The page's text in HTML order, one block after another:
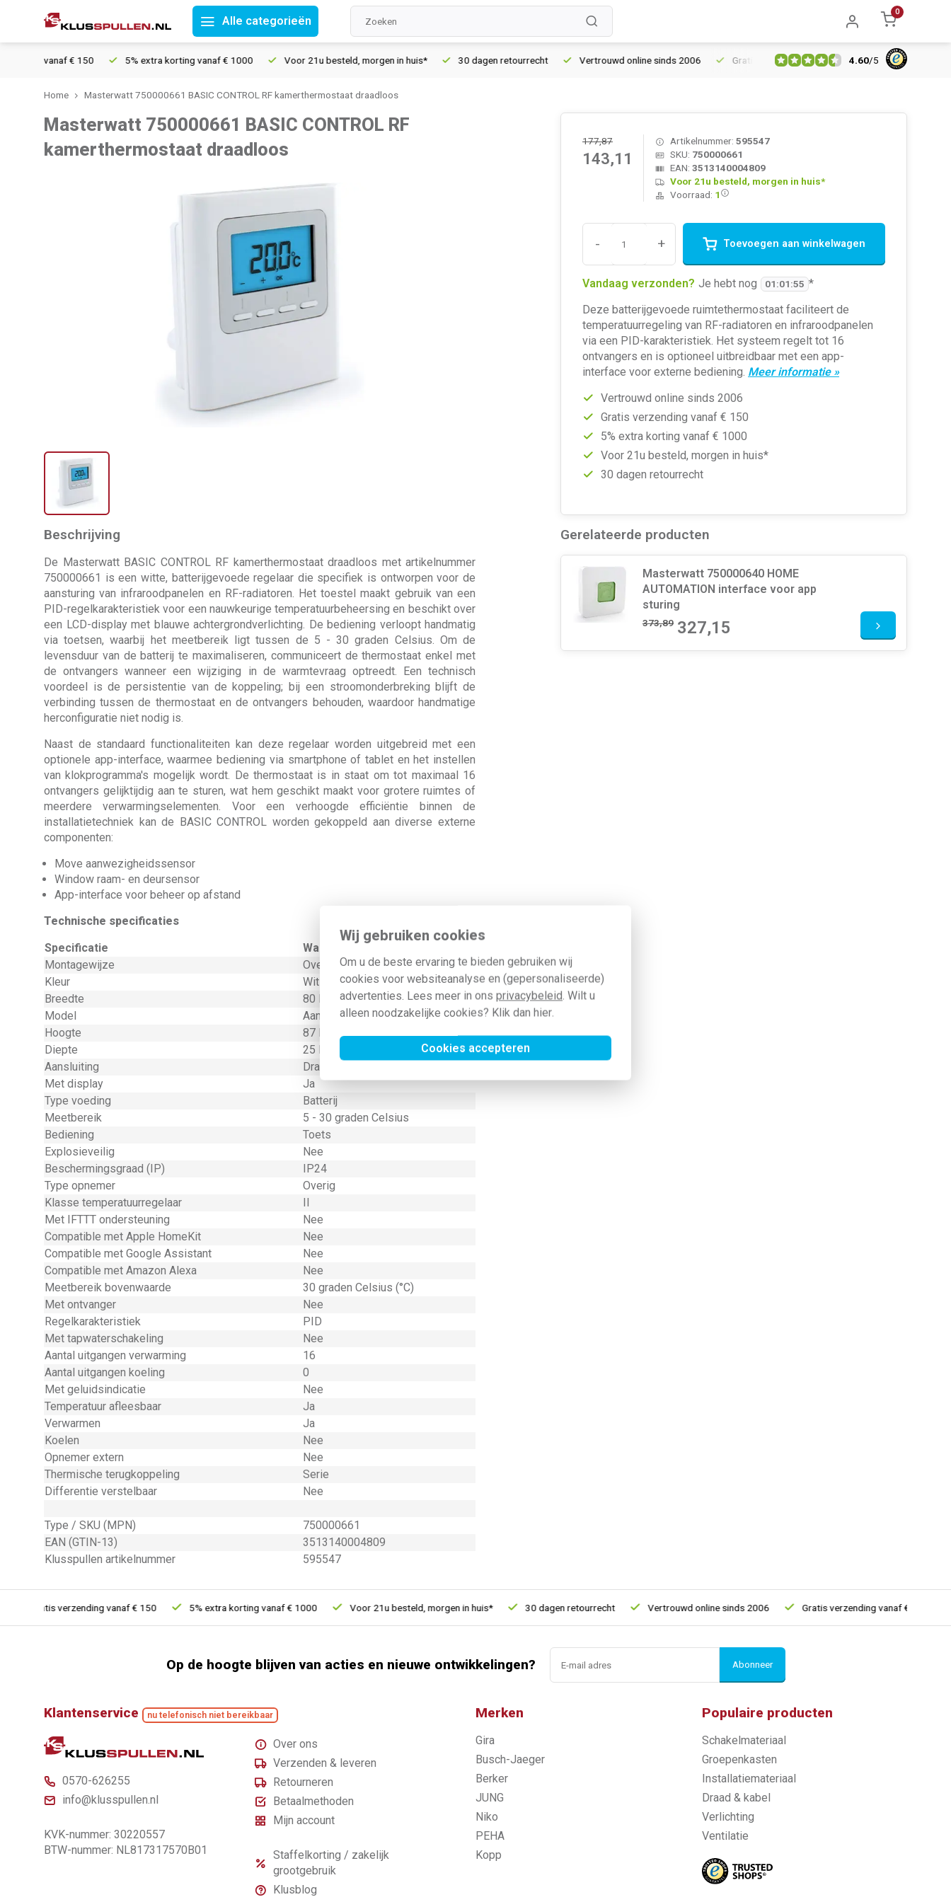
Wij gebruiken cookies
Om u de beste ervaring te bieden gebruiken wij
cookies voor websiteanalyse en (gepersonaliseerde)
advertenties. Lees meer in ons privacybeleid. Wilt u
alleen noodzakelijke cookies? Klik dan hier.
Cookies accepteren
Alle categorieën
0
vanaf € 150 5% extra korting vanaf € 1000 Voor 21u besteld, morgen in huis* 30 dagen retourrecht Vertrouwd online sinds 2006 Gratis verzending vanaf € 150 5% extra korting
4.60/5
Home Masterwatt 750000661 BASIC CONTROL RF kamerthermostaat draadloos
Masterwatt 750000661 BASIC CONTROL RF
kamerthermostaat draadloos
177,87
143,11
Artikelnummer: 595547
SKU: 750000661
EAN: 3513140004809
Voor 21u besteld, morgen in huis*
Voorraad: 1
- + Toevoegen aan winkelwagen
Vandaag verzonden? Je hebt nog 01:01:54 *
Deze batterijgevoede ruimtethermostaat faciliteert de
temperatuurregeling van RF-radiatoren en infraroodpanelen
via een PID-karakteristiek. Het systeem regelt tot 16
ontvangers en is optioneel uitbreidbaar met een app-
interface voor externe bediening. Meer informatie »
Vertrouwd online sinds 2006
Gratis verzending vanaf € 150
5% extra korting vanaf € 1000
Voor 21u besteld, morgen in huis*
30 dagen retourrecht
Beschrijving
De Masterwatt BASIC CONTROL RF kamerthermostaat draadloos met artikelnummer
750000661 is een witte, batterijgevoede regelaar die specifiek is ontworpen voor de
aansturing van infraroodpanelen en RF-radiatoren. Het toestel maakt gebruik van een
PID-regelkarakteristiek voor een nauwkeurige temperatuurbeheersing en beschikt over
een LCD-display met blauwe achtergrondverlichting. De bediening verloopt handmatig
via toetsen, waarbij het meetbereik ligt tussen de 5 - 30 graden Celsius. Om de
levensduur van de batterij te maximaliseren, communiceert de thermostaat enkel met
de ontvangers wanneer een wijziging in de warmtevraag optreedt. Een technisch
voordeel is de persistentie van de koppeling; bij een stroomonderbreking blijft de
verbinding tussen de thermostaat en de ontvangers behouden, waardoor handmatige
herconfiguratie niet nodig is.
Naast de standaard functionaliteiten kan deze regelaar worden uitgebreid met een
optionele app-interface, waarmee bediening via smartphone of tablet en het instellen
van klokprogramma's mogelijk wordt. De thermostaat is in staat om tot maximaal 16
ontvangers gelijktijdig aan te sturen, wat hem geschikt maakt voor grotere ruimtes of
meerdere verwarmingselementen. Voor een verhoogde efficiëntie binnen de
installatietechniek kan de BASIC CONTROL worden gekoppeld aan diverse externe
componenten:
Move aanwezigheidssensor
Window raam- en deursensor
App-interface voor beheer op afstand
Technische specificaties
Specificatie
Waarde
Montagewijze
Overig
Kleur
Wit
Breedte
80 Millimeter (mm)
Model
Aan/Uit
Hoogte
87 Millimeter (mm)
Diepte
25 Millimeter (mm)
Aansluiting
Draadloos
Met display
Ja
Type voeding
Batterij
Meetbereik
5 - 30 graden Celsius
Bediening
Toets
Explosieveilig
Nee
Beschermingsgraad (IP)
IP24
Type opnemer
Overig
Klasse temperatuurregelaar
II
Met IFTTT ondersteuning
Nee
Compatible met Apple HomeKit
Nee
Compatible met Google Assistant
Nee
Compatible met Amazon Alexa
Nee
Meetbereik bovenwaarde
30 graden Celsius (°C)
Met ontvanger
Nee
Regelkarakteristiek
PID
Met tapwaterschakeling
Nee
Aantal uitgangen verwarming
16
Aantal uitgangen koeling
0
Met geluidsindicatie
Nee
Temperatuur afleesbaar
Ja
Verwarmen
Ja
Koelen
Nee
Opnemer extern
Nee
Thermische terugkoppeling
Serie
Differentie verstelbaar
Nee
Type / SKU (MPN)
750000661
EAN (GTIN-13)
3513140004809
Klusspullen artikelnummer
595547
Gerelateerde producten
Masterwatt 750000640 HOME
AUTOMATION interface voor app
sturing
373,89 327,15
Gratis verzending vanaf € 150 5% extra korting vanaf € 1000 Voor 21u besteld, morgen in huis* 30 dagen retourrecht Vertrouwd online sinds 2006 Gratis verzending vanaf € 150
Op de hoogte blijven van acties en nieuwe ontwikkelingen? Abonneer
Klantenservice nu telefonisch niet bereikbaar
0570-626255
info@klusspullen.nl
KVK-nummer: 30220557
BTW-nummer: NL817317570B01
Over ons
Verzenden & leveren
Retourneren
Betaalmethoden
Mijn account
Staffelkorting / zakelijk
grootgebruik
Klusblog
Merken
Gira
Busch-Jaeger
Berker
JUNG
Niko
PEHA
Kopp
Populaire producten
Schakelmateriaal
Groepenkasten
Installatiemateriaal
Draad & kabel
Verlichting
Ventilatie